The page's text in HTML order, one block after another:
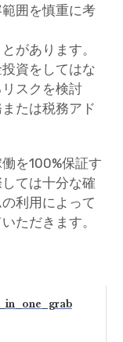
囲を慎重に考
があります。
資をしてはな
スクを検討
たは税務アド
を100%保証す
ては十分な確
利用によって
ただきます。